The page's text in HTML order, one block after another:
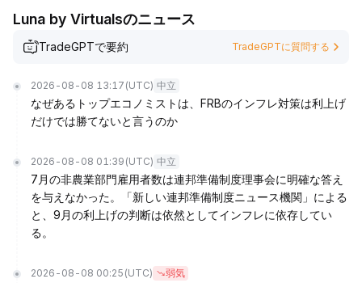
Luna by Virtualsのニュース
TradeGPTで要約 TradeGPTに質問する
2026-08-08 13:17 (UTC) 中立
なぜあるトップエコノミストは、FRBのインフレ対策は利上げ
だけでは勝てないと言うのか
2026-08-08 01:39 (UTC) 中立
7月の非農業部門雇用者数は連邦準備制度理事会に明確な答え
を与えなかった。「新しい連邦準備制度ニュース機関」による
と、9月の利上げの判断は依然としてインフレに依存してい
る。
2026-08-08 00:25 (UTC) 弱気